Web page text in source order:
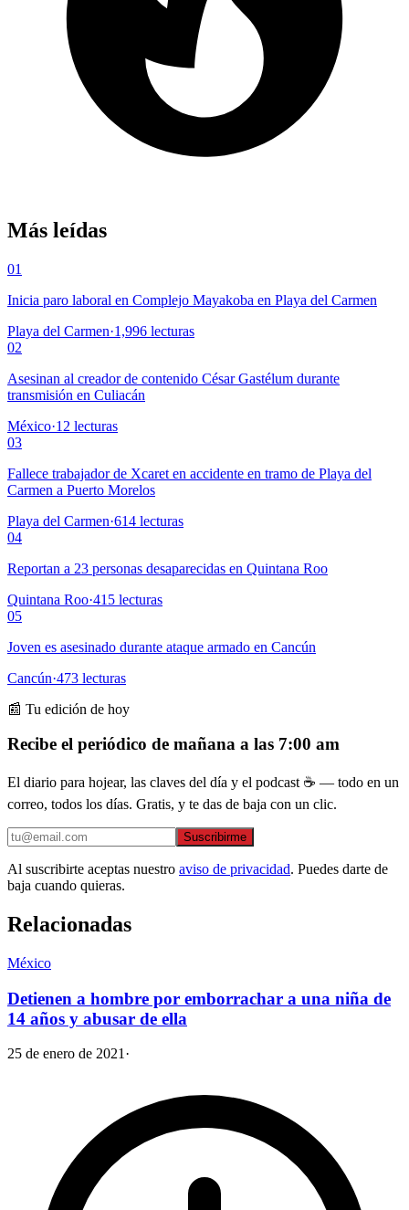
Más leídas
01
Inicia paro laboral en Complejo Mayakoba en Playa del Carmen
Playa del Carmen·1,996 lecturas
02
Asesinan al creador de contenido César Gastélum durante
transmisión en Culiacán
México·12 lecturas
03
Fallece trabajador de Xcaret en accidente en tramo de Playa del
Carmen a Puerto Morelos
Playa del Carmen·614 lecturas
04
Reportan a 23 personas desaparecidas en Quintana Roo
Quintana Roo·415 lecturas
05
Joven es asesinado durante ataque armado en Cancún
Cancún·473 lecturas
📰 Tu edición de hoy
Recibe el periódico de mañana a las 7:00 am
El diario para hojear, las claves del día y el podcast ☕ — todo en un
correo, todos los días. Gratis, y te das de baja con un clic.
Suscribirme
Al suscribirte aceptas nuestro aviso de privacidad. Puedes darte de
baja cuando quieras.
Relacionadas
México
Detienen a hombre por emborrachar a una niña de
14 años y abusar de ella
25 de enero de 2021 ·